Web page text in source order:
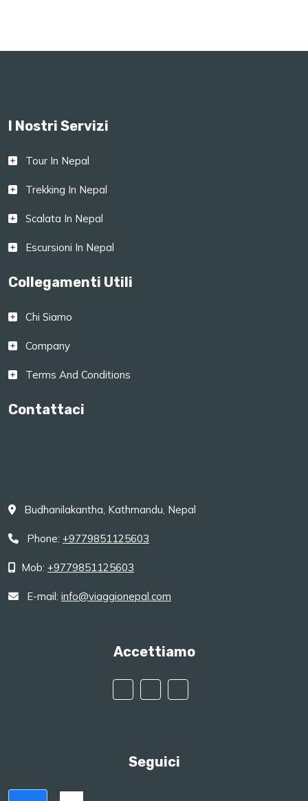
I Nostri Servizi
Tour In Nepal
Trekking In Nepal
Scalata In Nepal
Escursioni In Nepal
Collegamenti Utili
Chi Siamo
Company
Terms And Conditions
Contattaci
Budhanilakantha, Kathmandu, Nepal
Phone: +9779851125603
Mob: +9779851125603
E-mail: info@viaggionepal.com
Accettiamo
Seguici